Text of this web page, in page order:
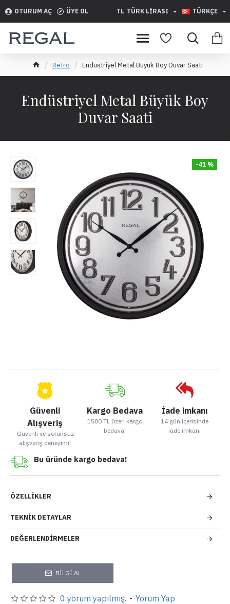
OTURUM AÇ ÜYE OL TL TÜRK LIRASI TÜRKÇE
Retro Endüstriyel Metal Büyük Boy Duvar Saati
Endüstriyel Metal Büyük Boy
Duvar Saati
-41 %
Güvenli
Alışveriş
Güvenli ve sorunsuz
alışveriş deneyimi!
Kargo Bedava
1500 TL üzeri kargo
bedava!
İade imkanı
14 gün içerisinde
iade imkanı
ÖZELLIKLER
TEKNIK DETAYLAR
DEĞERLENDIRMELER
BILGI AL
Bu üründe kargo bedava!
0 yorum yapılmış. - Yorum Yap